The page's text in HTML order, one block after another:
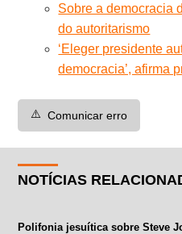
Sobre a democracia
do autoritarismo
‘Eleger presidente
democracia’, afirma
⚠️ Comunicar erro
NOTÍCIAS
Polifonia jesuítica sobre Steve